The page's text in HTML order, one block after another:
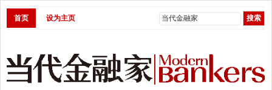
首页 设为主页